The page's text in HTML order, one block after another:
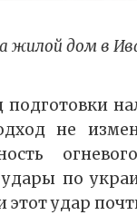
жилой дом в
не
удары по
удар